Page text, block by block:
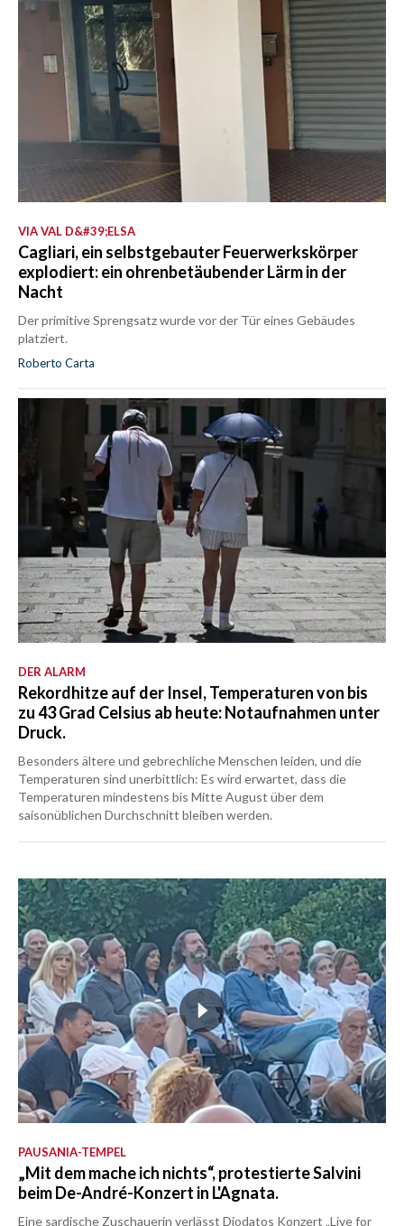
VIA VAL D&#39;ELSA
Cagliari, ein selbstgebauter Feuerwerkskörper
explodiert: ein ohrenbetäubender Lärm in der
Nacht
Der primitive Sprengsatz wurde vor der Tür eines Gebäudes
platziert.
Roberto Carta
DER ALARM
Rekordhitze auf der Insel, Temperaturen von bis
zu 43 Grad Celsius ab heute: Notaufnahmen unter
Druck.
Besonders ältere und gebrechliche Menschen leiden, und die
Temperaturen sind unerbittlich: Es wird erwartet, dass die
Temperaturen mindestens bis Mitte August über dem
saisonüblichen Durchschnitt bleiben werden.
PAUSANIA-TEMPEL
„Mit dem mache ich nichts“, protestierte Salvini
beim De-André-Konzert in L'Agnata.
Eine sardische Zuschauerin verlässt Diodatos Konzert „Live for